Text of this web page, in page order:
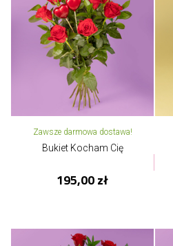
Zawsze darmowa dostawa!
Bukiet Kocham Cię
195,00 zł